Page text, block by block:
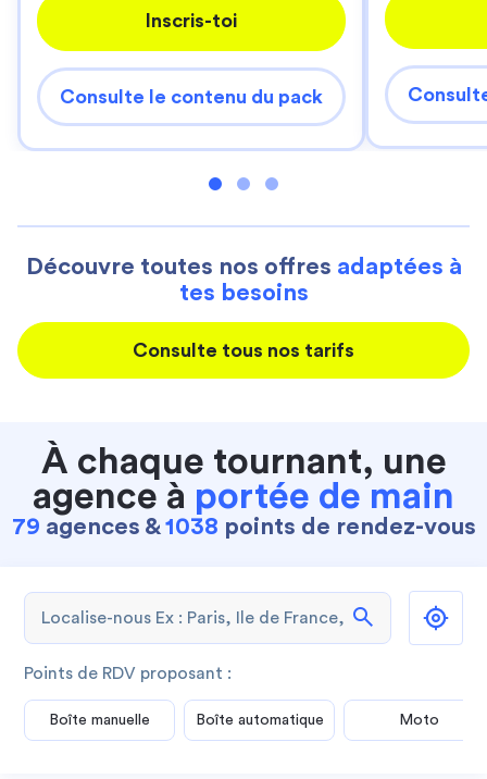
Inscris-toi
Consulte le contenu du pack
Découvre toutes nos offres adaptées à
tes besoins
Consulte tous nos tarifs
À chaque tournant, une
agence à portée de main
79 agences &1038 points de rendez-vous
search
Points de RDV proposant :
Boîte manuelle Boîte automatique Moto